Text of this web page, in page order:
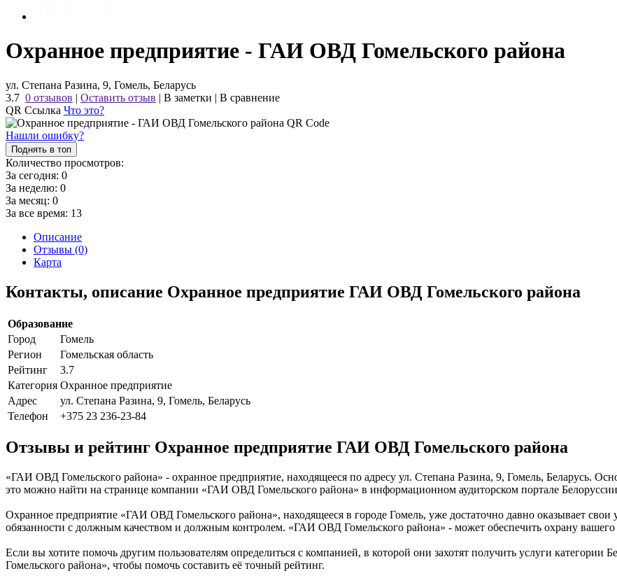
Охранное предприятие - ГАИ ОВД Гомельского района
ул. Степана Разина, 9, Гомель, Беларусь
3.7 0 отзывов | Оставить отзыв | В заметки | В сравнение
QR Ссылка Что это?
Нашли ошибку?
Поднять в топ
Количество просмотров:
За сегодня: 0
За неделю: 0
За месяц: 0
За все время: 13
Описание
Отзывы (0)
Карта
Контакты, описание Охранное предприятие ГАИ ОВД Гомельского района
Образование
Город
Гомель
Регион
Гомельская область
Рейтинг
3.7
Категория Охранное предприятие
Адрес
ул. Степана Разина, 9, Гомель, Беларусь
Телефон
+375 23 236-23-84
Отзывы и рейтинг Охранное предприятие ГАИ ОВД Гомельского района
«ГАИ ОВД Гомельского района» - охранное предприятие, находящееся по адресу ул. Степана Разина, 9, Гомель, Беларусь.
это можно найти на странице компании «ГАИ ОВД Гомельского района» в информационном аудиторском портале
Охранное предприятие «ГАИ ОВД Гомельского района», находящееся в городе Гомель, уже достаточно давно оказывает
обязанности с должным качеством и должным контролем. «ГАИ ОВД Гомельского района» - может обеспечить охрану
Если вы хотите помочь другим пользователям определиться с компанией, в которой они захотят получить услуги
Гомельского района», чтобы помочь составить её точный рейтинг.